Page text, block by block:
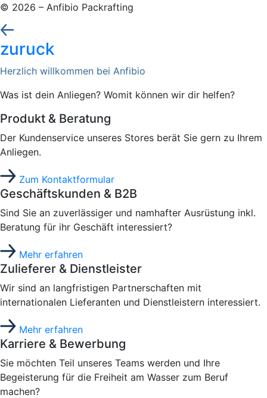
© 2026 – Anfibio Packrafting
zuruck
Herzlich willkommen bei Anfibio
Was ist dein Anliegen? Womit können wir dir helfen?
Produkt & Beratung
Der Kundenservice unseres Stores berät Sie gern zu Ihrem
Anliegen.
Zum Kontaktformular
Geschäftskunden & B2B
Sind Sie an zuverlässiger und namhafter Ausrüstung inkl.
Beratung für ihr Geschäft interessiert?
Mehr erfahren
Zulieferer & Dienstleister
Wir sind an langfristigen Partnerschaften mit
internationalen Lieferanten und Dienstleistern interessiert.
Mehr erfahren
Karriere & Bewerbung
Sie möchten Teil unseres Teams werden und Ihre
Begeisterung für die Freiheit am Wasser zum Beruf
machen?